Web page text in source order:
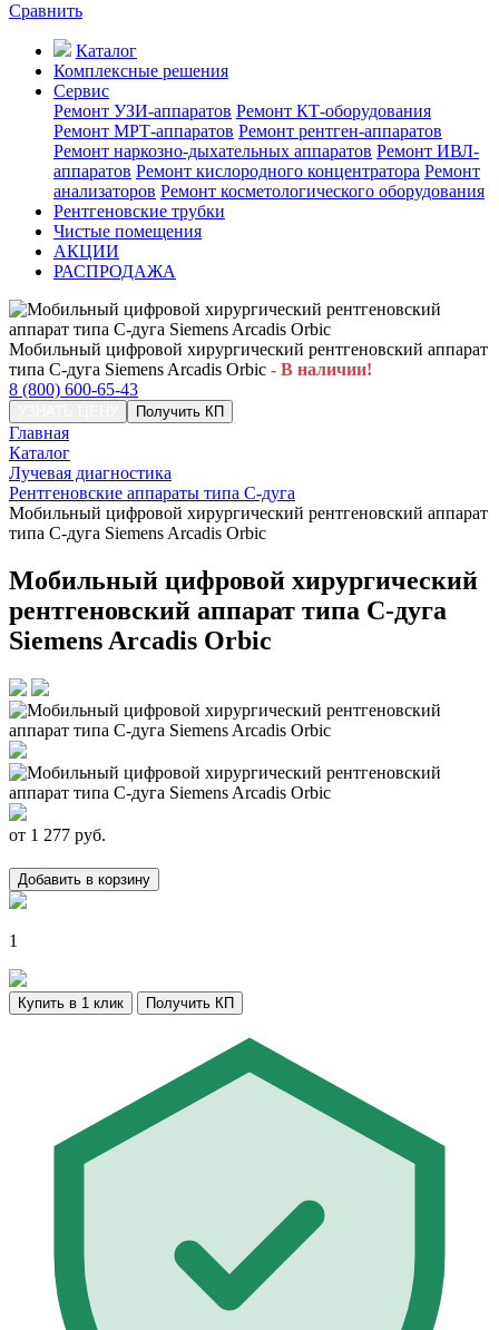
Сравнить
Каталог
Комплексные решения
Сервис
Ремонт УЗИ-аппаратов Ремонт КТ-оборудования
Ремонт МРТ-аппаратов Ремонт рентген-аппаратов
Ремонт наркозно-дыхательных аппаратов Ремонт ИВЛ-
аппаратов Ремонт кислородного концентратора Ремонт
анализаторов Ремонт косметологического оборудования
Рентгеновские трубки
Чистые помещения
АКЦИИ
РАСПРОДАЖА
Мобильный цифровой хирургический рентгеновский аппарат
типа С-дуга Siemens Arcadis Orbic - В наличии!
8 (800) 600-65-43
Получить КП
Главная
Каталог
Лучевая диагностика
Рентгеновские аппараты типа С-дуга
Мобильный цифровой хирургический рентгеновский аппарат
типа С-дуга Siemens Arcadis Orbic
Мобильный цифровой хирургический
рентгеновский аппарат типа С-дуга
Siemens Arcadis Orbic
от 1 277 руб.
Добавить в корзину
1
Купить в 1 клик Получить КП